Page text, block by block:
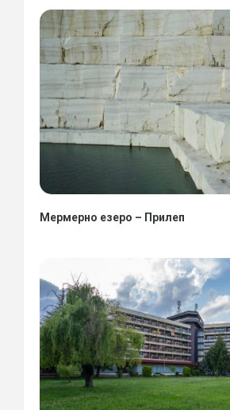
Мермерно езеро – Прилеп